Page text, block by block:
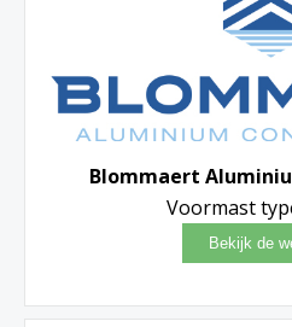
Blommaert
Voormast